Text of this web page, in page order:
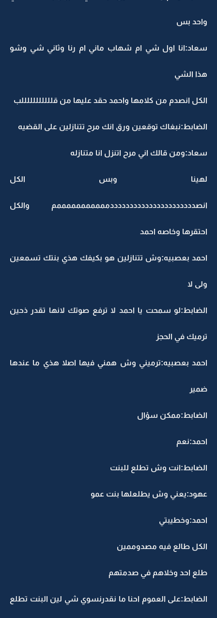
واحد بس
سعاد:انا اول شي ام شهاب ماني ام رنا وثاني شي وشو
هذا الشي
الكل انصدم من كلامها واحمد حقد عليها من قلللللللللللب
الضابط:نبغاك توقعين ورق انك مرح تتنازلين على القضيه
سعاد:ومن قالك اني مرح اتنزل انا متنازله
لهينا وبس الكل
انصددددددددددددددددددددددمممممممممممم والكل
احتقرها وخاصه احمد
احمد بعصبيه:وش تتنازلين هو بكيفك هذي بنتك تسمعين
ولى لا
الضابط:لو سمحت يا احمد لا ترفع صوتك لانها تقدر ذحين
ترميك في الحجز
احمد بعصبيه:ترميني وش همني فيها اصلا هذي ما عندها
ضمير
الضابط:ممكن سؤال
احمد:نعم
الضابط:انت وش تطلع للبنت
عهود:يعني وش يطلعلها بنت عمو
احمد:وخطيبتي
الكل طالع فيه مصدوممين
طلع احد وخلاهم في صدمتهم
الضابط:على العموم احنا ما نقدرنسوي شي لين البنت تطلع